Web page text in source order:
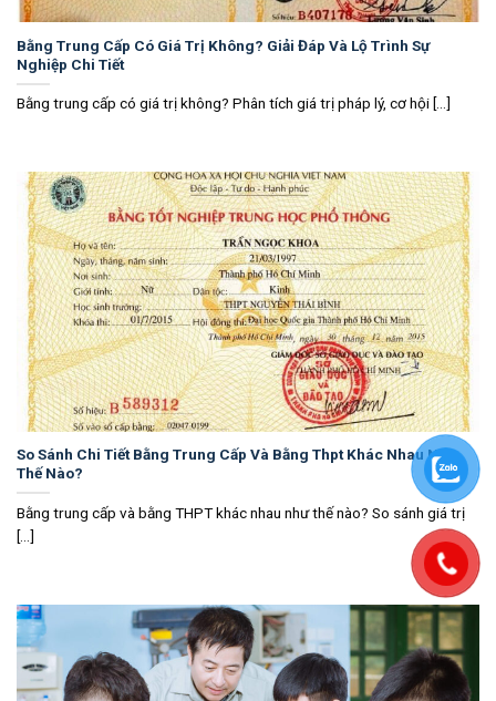
Bằng Trung Cấp Có Giá Trị Không? Giải Đáp Và Lộ Trình Sự
Nghiệp Chi Tiết
Bằng trung cấp có giá trị không? Phân tích giá trị pháp lý, cơ hội [...]
So Sánh Chi Tiết Bằng Trung Cấp Và Bằng Thpt Khác Nhau Như
Thế Nào?
Bằng trung cấp và bằng THPT khác nhau như thế nào? So sánh giá trị
[...]